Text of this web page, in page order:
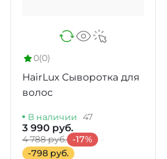
0(0)
HairLux Сыворотка для
волос
В наличии 47
3 990 руб.
4 788 руб. -17%
-798 руб.